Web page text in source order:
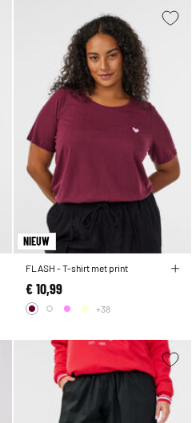
NIEUW
FLASH - T-shirt met print
€ 10,99
+38